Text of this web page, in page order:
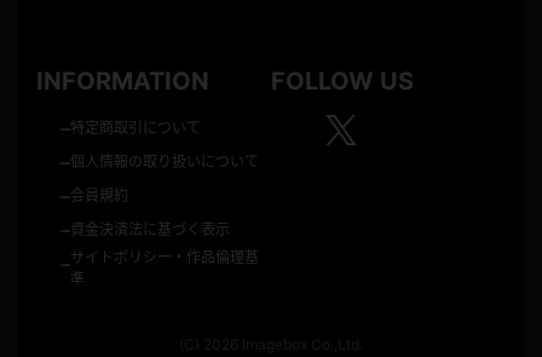
INFORMATION
–特定商取引について
–個人情報の取り扱いについて
–会員規約
–資金決済法に基づく表示
–サイトポリシー・作品倫理基
準
FOLLOW US
(C) 2026 Imagebox Co.,Ltd.